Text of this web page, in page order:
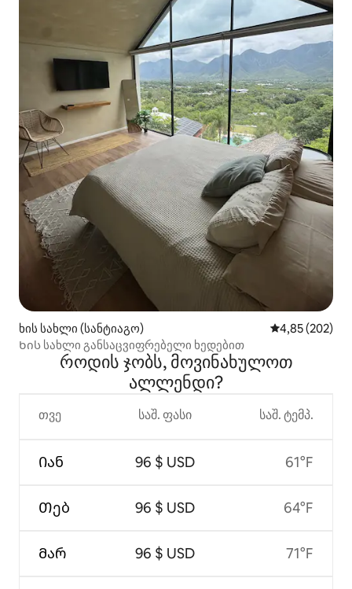
ხის სახლი (სანტიაგო) საშუალო
4,85 (202)
Ხის სახლი განსაცვიფრებელი ხედებით
როდის ჯობს, მოვინახულოთ
ალლენდი?
თვე
Იან
Თებ
Მარ
საშ. ფასი
96 $ USD
96 $ USD
96 $ USD
საშ. ტემპ.
61°F
64°F
71°F